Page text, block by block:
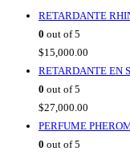
RETARDANTE
0 out of 5
$15,000.00
RETARDANTE EN
0 out of 5
$27,000.00
PERFUME
0 out of 5